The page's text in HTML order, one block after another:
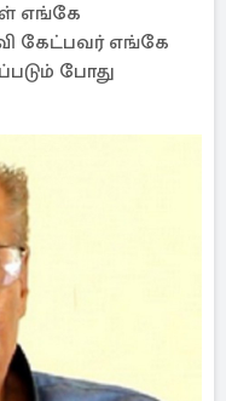
எங்கே
கேட்பவர் எங்கே
போது